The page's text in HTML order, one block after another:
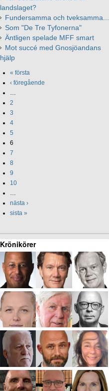
landslaget?
Fundersamma och tveksamma...
Som "De Tre Tyfonerna"
Äntligen spelade MFF smart
Mot succé med Gnosjöandans
hjälp
« första
‹ föregående
…
2
3
4
5
6
7
8
9
10
…
nästa ›
sista »
Krönikörer